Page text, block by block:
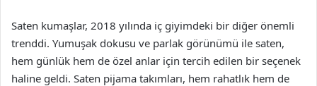
Saten kumaşlar, 2018 yılında iç giyimdeki bir diğer önemli
trenddi. Yumuşak dokusu ve parlak görünümü ile saten,
hem günlük hem de özel anlar için tercih edilen bir seçenek
haline geldi. Saten pijama takımları, hem rahatlık hem de